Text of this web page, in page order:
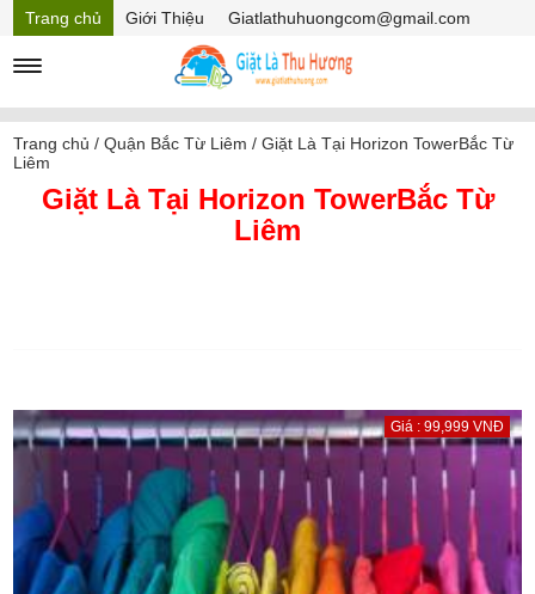
Trang chủ Giới Thiệu
Giatlathuhuongcom@gmail.com
Mã Giảm giá
Trang chủ /Quận Bắc Từ Liêm /Giặt Là Tại Horizon TowerBắc Từ
Liêm
Giặt Là Tại Horizon TowerBắc Từ
Liêm
Giá : 99,999 VNĐ